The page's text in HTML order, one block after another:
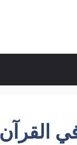
القرآن